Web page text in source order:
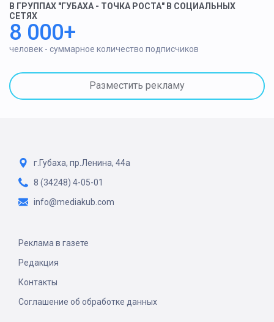
В ГРУППАХ "ГУБАХА - ТОЧКА РОСТА" В СОЦИАЛЬНЫХ
СЕТЯХ
8 000+
человек - суммарное количество подписчиков
Разместить рекламу
г.Губаха, пр.Ленина, 44а
8 (34248) 4-05-01
info@mediakub.com
Реклама в газете
Редакция
Контакты
Соглашение об обработке данных